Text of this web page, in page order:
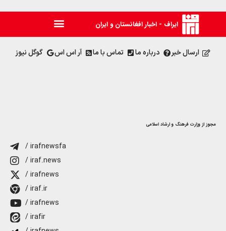
ایراف - اخبار افغانستان و ایران
ارسال خبر درباره ما تماس با ما آر اس اس گوگل نیوز
مجوز از وزارت فرهنگ و ارشاد اسلامی
/ irafnewsfa
/ iraf.news
/ irafnews
/ iraf.ir
/ irafnews
/ irafir